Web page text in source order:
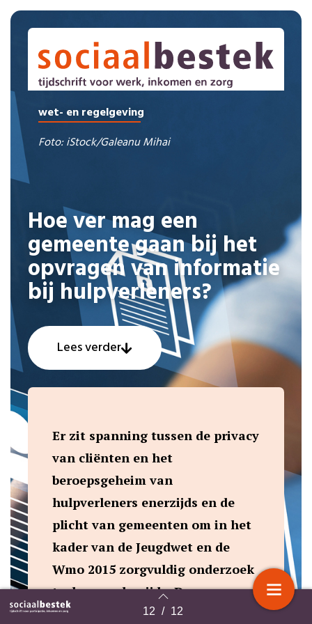
Terug naar overzicht 12 / 12
wet- en regelgeving
Foto: iStock/Galeanu Mihai
Hoe ver mag een
gemeente gaan bij het
opvragen van informatie
bij hulpverleners?
Lees verder
Er zit spanning tussen de privacy
van cliënten en het
beroepsgeheim van
hulpverleners enerzijds en de
plicht van gemeenten om in het
kader van de Jeugdwet en de
Wmo 2015 zorgvuldig onderzoek
te doen anderzijds. De
wetteksten hierover en een